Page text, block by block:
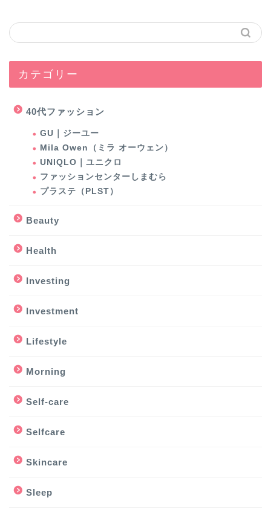
カテゴリー
40代ファッション
GU｜ジーユー
Mila Owen（ミラ オーウェン）
UNIQLO｜ユニクロ
ファッションセンターしまむら
プラステ（PLST）
Beauty
Health
Investing
Investment
Lifestyle
Morning
Self-care
Selfcare
Skincare
Sleep